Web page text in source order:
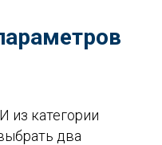
из категории
два